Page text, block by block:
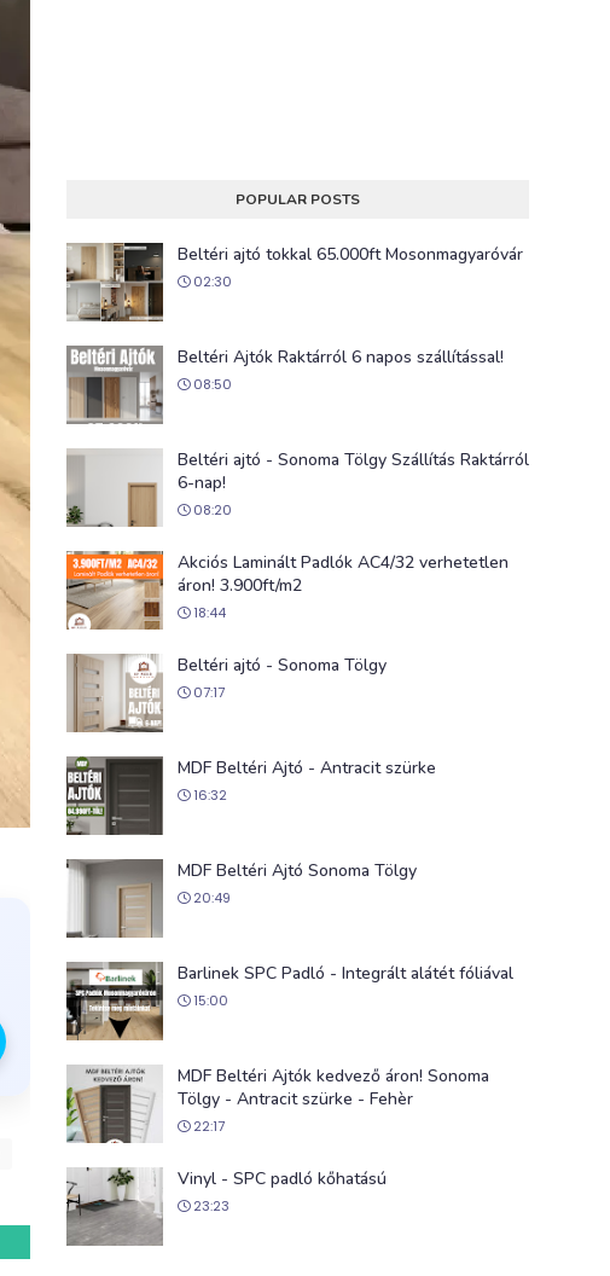
POPULAR POSTS
Beltéri ajtó tokkal 65.000ft Mosonmagyaróvár
02:30
Beltéri Ajtók Raktárról 6 napos szállítással!
08:50
Beltéri ajtó - Sonoma Tölgy Szállítás Raktárról
6-nap!
08:20
Akciós Laminált Padlók AC4/32 verhetetlen
áron! 3.900ft/m2
18:44
Beltéri ajtó - Sonoma Tölgy
07:17
MDF Beltéri Ajtó - Antracit szürke
16:32
MDF Beltéri Ajtó Sonoma Tölgy
20:49
Barlinek SPC Padló - Integrált alátét fóliával
15:00
MDF Beltéri Ajtók kedvező áron! Sonoma
Tölgy - Antracit szürke - Fehèr
22:17
Vinyl - SPC padló kőhatású
23:23